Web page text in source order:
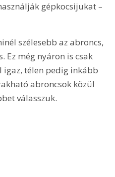
gépkocsijukat –
Ez még nyáron is csak
télen pedig inkább
abroncsok közül
válasszuk.